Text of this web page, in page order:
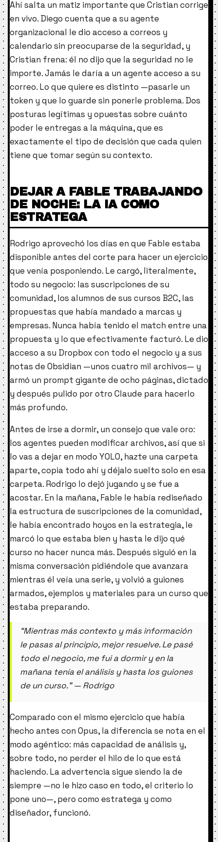
Ahí salta un matiz importante que Cristian corrige
en vivo. Diego cuenta que a su agente
organizacional le dio acceso a correos y
calendario sin preocuparse de la seguridad, y
Cristian frena: él no dijo que la seguridad no le
importe. Jamás le daría a un agente acceso a su
correo. Lo que quiere es distinto —pasarle un
token y que lo guarde sin ponerle problema. Dos
posturas legítimas y opuestas sobre cuánto
poder le entregas a la máquina, que es
exactamente el tipo de decisión que cada quien
tiene que tomar según su contexto.
DEJAR A FABLE TRABAJANDO
DE NOCHE: LA IA COMO
ESTRATEGA
Rodrigo aprovechó los días en que Fable estaba
disponible antes del corte para hacer un ejercicio
que venía posponiendo. Le cargó, literalmente,
todo su negocio: las suscripciones de su
comunidad, los alumnos de sus cursos B2C, las
propuestas que había mandado a marcas y
empresas. Nunca había tenido el match entre una
propuesta y lo que efectivamente facturó. Le dio
acceso a su Dropbox con todo el negocio y a sus
notas de Obsidian —unos cuatro mil archivos— y
armó un prompt gigante de ocho páginas, dictado
y después pulido por otro Claude para hacerlo
más profundo.
Antes de irse a dormir, un consejo que vale oro:
los agentes pueden modificar archivos, así que si
lo vas a dejar en modo YOLO, hazte una carpeta
aparte, copia todo ahí y déjalo suelto solo en esa
carpeta. Rodrigo lo dejó jugando y se fue a
acostar. En la mañana, Fable le había rediseñado
la estructura de suscripciones de la comunidad,
le había encontrado hoyos en la estrategia, le
marcó lo que estaba bien y hasta le dijo qué
curso no hacer nunca más. Después siguió en la
misma conversación pidiéndole que avanzara
mientras él veía una serie, y volvió a guiones
armados, ejemplos y materiales para un curso que
estaba preparando.
“Mientras más contexto y más información
le pasas al principio, mejor resuelve. Le pasé
todo el negocio, me fui a dormir y en la
mañana tenía el análisis y hasta los guiones
de un curso.” — Rodrigo
Comparado con el mismo ejercicio que había
hecho antes con Opus, la diferencia se nota en el
modo agéntico: más capacidad de análisis y,
sobre todo, no perder el hilo de lo que está
haciendo. La advertencia sigue siendo la de
siempre —no le hizo caso en todo, el criterio lo
pone uno—, pero como estratega y como
diseñador, funcionó.